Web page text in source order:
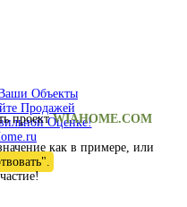
Объекты
Продажей
Оценке!
проектWIAHOME.COM
как в примере, или